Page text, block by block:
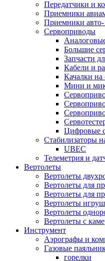
Передатчики и
Приемники
Приемники авто-
Сервоприводы
Большие
Запчасти
Кабели и
Качалки
Мини и
Цифровые
Стабилизаторы
UBEC
Телеметрия и
Вертолеты
Вертолеты
Вертолеты для
Вертолеты для
Вертолеты
Вертолеты
Вертолеты с
Инструмент
Аэрографы и
Газовые
горелки